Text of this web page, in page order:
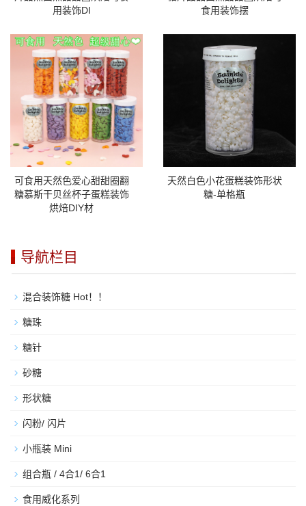
用装饰DI
食用装饰摆
可食用天然色爱心甜甜圈翻
糖慕斯干贝丝杯子蛋糕装饰
烘焙DIY材
天然白色小花蛋糕装饰形状
糖-单格瓶
导航栏目
混合装饰糖 Hot！！
糖珠
糖针
砂糖
形状糖
闪粉/ 闪片
小瓶装 Mini
组合瓶 / 4合1/ 6合1
食用威化系列